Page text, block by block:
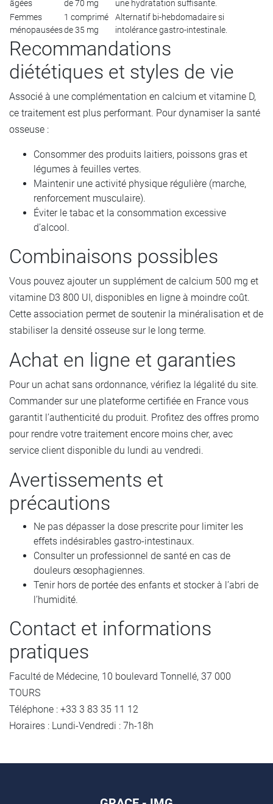
âgées de 70 mg
une hydratation suffisante.
Femmes
ménopausées
1 comprimé
de 35 mg
Alternatif bi-hebdomadaire si
intolérance gastro-intestinale.
Recommandations
diététiques et styles de vie
Associé à une complémentation en calcium et vitamine D,
ce traitement est plus performant. Pour dynamiser la santé
osseuse :
Consommer des produits laitiers, poissons gras et
légumes à feuilles vertes.
Maintenir une activité physique régulière (marche,
renforcement musculaire).
Éviter le tabac et la consommation excessive
d’alcool.
Combinaisons possibles
Vous pouvez ajouter un supplément de calcium 500 mg et
vitamine D3 800 UI, disponibles en ligne à moindre coût.
Cette association permet de soutenir la minéralisation et de
stabiliser la densité osseuse sur le long terme.
Achat en ligne et garanties
Pour un achat sans ordonnance, vérifiez la légalité du site.
Commander sur une plateforme certifiée en France vous
garantit l’authenticité du produit. Profitez des offres promo
pour rendre votre traitement encore moins cher, avec
service client disponible du lundi au vendredi.
Avertissements et
précautions
Ne pas dépasser la dose prescrite pour limiter les
effets indésirables gastro-intestinaux.
Consulter un professionnel de santé en cas de
douleurs œsophagiennes.
Tenir hors de portée des enfants et stocker à l’abri de
l’humidité.
Contact et informations
pratiques
Faculté de Médecine, 10 boulevard Tonnellé, 37 000
TOURS
Téléphone : +33 3 83 35 11 12
Horaires : Lundi-Vendredi : 7h-18h